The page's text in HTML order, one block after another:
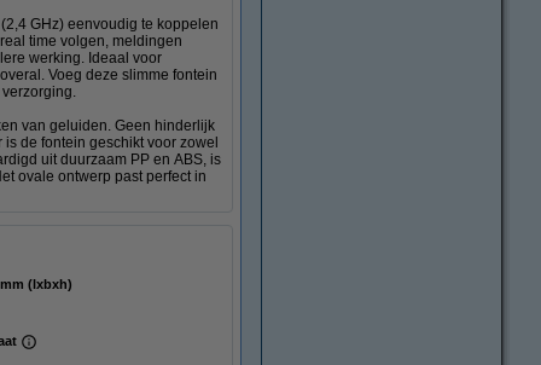
GHz) eenvoudig te koppelen
time volgen, meldingen
werking. Ideaal voor
Voeg deze slimme fontein
van geluiden. Geen hinderlijk
de fontein geschikt voor zowel
uit duurzaam PP en ABS, is
ovale ontwerp past perfect in
x 170 mm (lxbxh)